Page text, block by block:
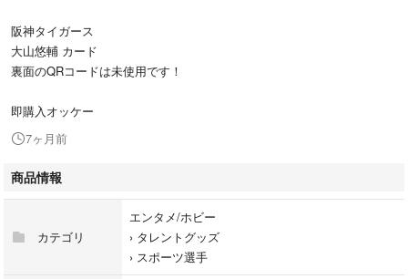
阪神タイガース
大山悠輔 カード
裏面のQRコードは未使用です！
即購入オッケー
7ヶ月前
商品情報
カテゴリ
エンタメ/ホビー
› タレントグッズ
› スポーツ選手